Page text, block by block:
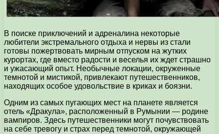
В поиске приключений и адреналина некоторые
любители экстремального отдыха и нервы из стали
готовы пожертвовать мирным отпуском на жутких
курортах, где вместо радости и веселья их ждет страшно
и ужасающий опыт. Необычные локации, окруженные
темнотой и мистикой, привлекают путешественников,
находящих особое удовольствие в криках и боязни.
Одним из самых пугающих мест на планете является
отель «Дракула», расположенный в Румынии — родине
вампиров. Здесь путешественники могут почувствовать
на себе тревогу и страх перед темнотой, окружающей